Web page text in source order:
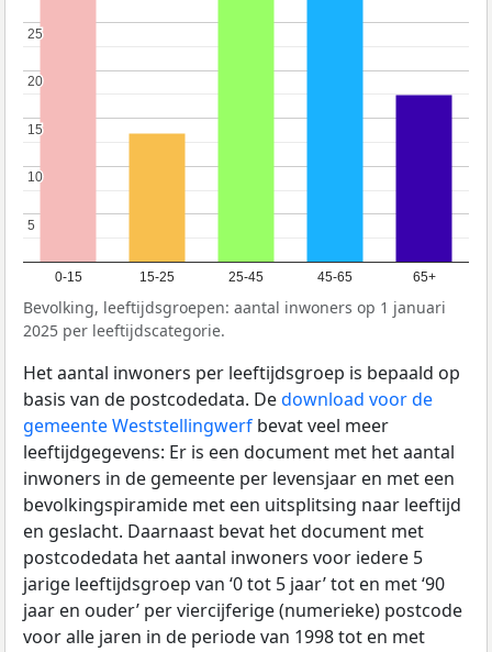
0-15 15-25 25-45 45-65 65+
5
5
10
10
15
15
20
20
25
25
Bevolking, leeftijdsgroepen: aantal inwoners op 1 januari
2025 per leeftijdscategorie.
Het aantal inwoners per leeftijdsgroep is bepaald op
basis van de postcodedata. Dedownload voor de
gemeente Weststellingwerf bevat veel meer
leeftijdgegevens: Er is een document met het aantal
inwoners in de gemeente per levensjaar en met een
bevolkingspiramide met een uitsplitsing naar leeftijd
en geslacht. Daarnaast bevat het document met
postcodedata het aantal inwoners voor iedere 5
jarige leeftijdsgroep van ‘0 tot 5 jaar’ tot en met ‘90
jaar en ouder’ per viercijferige (numerieke) postcode
voor alle jaren in de periode van 1998 tot en met